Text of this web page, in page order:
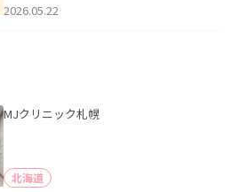
た。
2026.05.22
MJクリニック札幌
北海道